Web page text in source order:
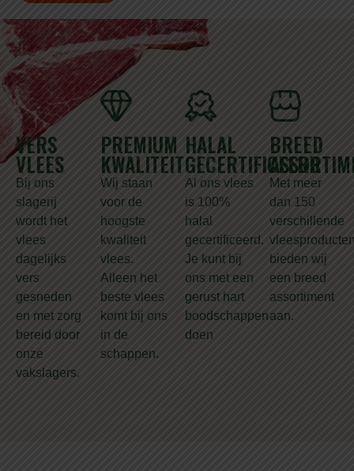
VERS
VLEES
Bij ons
slagerij
wordt het
vlees
dagelijks
vers
gesneden
en met zorg
bereid door
onze
vakslagers.
PREMIUM
KWALITEIT
Wij staan
voor de
hoogste
kwaliteit
vlees.
Alleen het
beste vlees
komt bij ons
in de
schappen.
HALAL
GECERTIFICEERD
Al ons vlees
is 100%
halal
gecertificeerd.
Je kunt bij
ons met een
gerust hart
boodschappen
doen
BREED
Met meer
dan 150
verschillende
bieden wij
een breed
assortiment
aan.